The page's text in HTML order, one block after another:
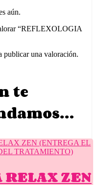
aún.
“REFLEXOLOGIA
publicar una valoración.
te
RELAX ZEN